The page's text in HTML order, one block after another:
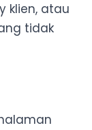
klien, atau
tidak